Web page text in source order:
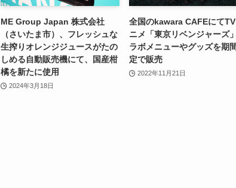
ME Group Japan 株式会社
（さいたま市）、フレッシュな
生搾りオレンジジュースがたの
しめる自動販売機にて、国産柑
橘を新たに使用
2024年3月18日
全国のkawara CAFEにて
ニメ「東京リベンジャーズ
ラボメニューやグッズを期
定で販売
2022年11月21日